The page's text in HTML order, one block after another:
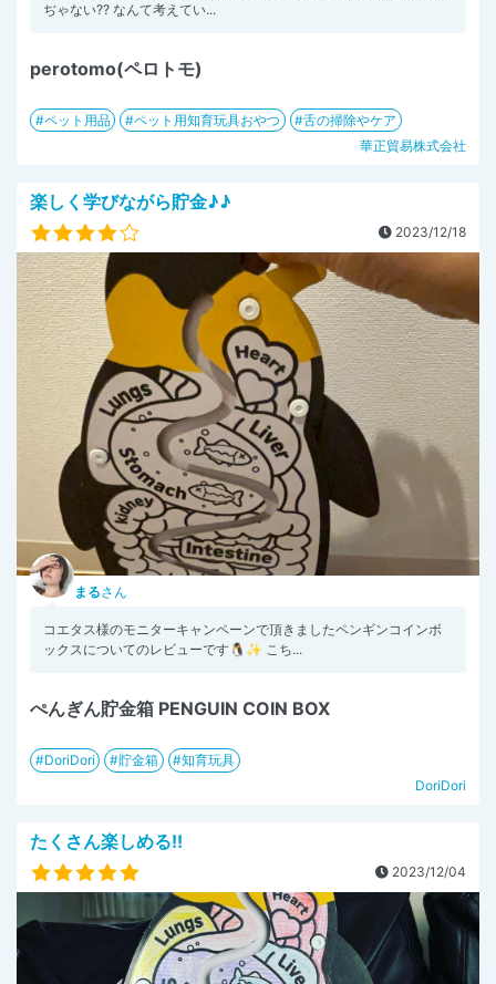
ぢゃない?? なんて考えてい...
perotomo(ペロトモ)
ペット用品 ペット用知育玩具おやつ
舌の掃除やケア
華正貿易株式会社
楽しく学びながら貯金♪♪
2023/12/18
まるさん
コエタス様のモニターキャンペーンで頂きましたペンギンコインボ
ックスについてのレビューです🐧✨️ こち...
ぺんぎん貯金箱 PENGUIN COIN BOX
DoriDori 貯金箱
知育玩具
DoriDori
たくさん楽しめる!!
2023/12/04